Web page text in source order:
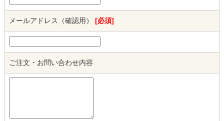
メールアドレス（確認用） [必須]
ご注文・お問い合わせ内容